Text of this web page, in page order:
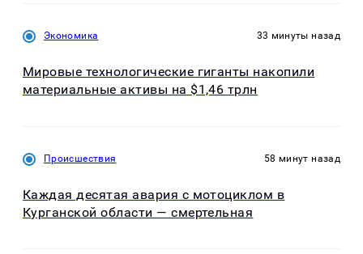
Экономика 33 минуты назад
Мировые технологические гиганты накопили
материальные активы на $1,46 трлн
Происшествия 58 минут назад
Каждая десятая авария с мотоциклом в
Курганской области — смертельная